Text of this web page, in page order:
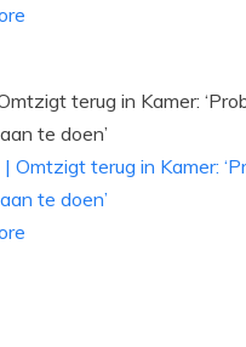
terug in Kamer:
te doen’